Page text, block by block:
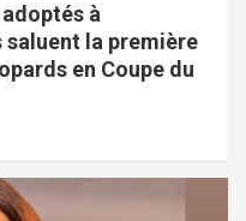
à
saluent la première
en Coupe du